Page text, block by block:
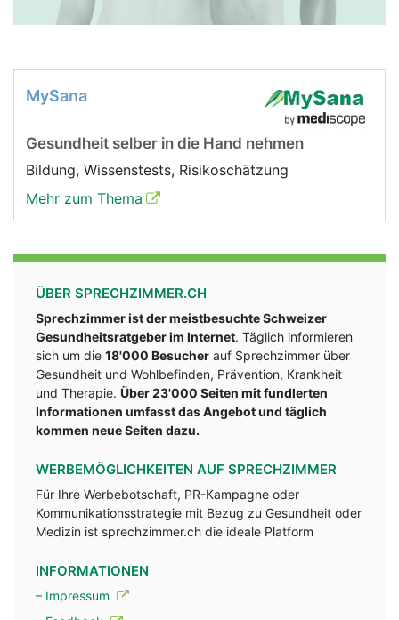
MySana
Gesundheit selber in die Hand nehmen
Bildung, Wissenstests, Risikoschätzung
Mehr zum Thema
ÜBER SPRECHZIMMER.CH
Sprechzimmer ist der meistbesuchte Schweizer
Gesundheitsratgeber im Internet. Täglich informieren
sich um die 18'000 Besucher auf Sprechzimmer über
Gesundheit und Wohlbefinden, Prävention, Krankheit
und Therapie. Über 23'000 Seiten mit fundlerten
Informationen umfasst das Angebot und täglich
kommen neue Seiten dazu.
WERBEMÖGLICHKEITEN AUF SPRECHZIMMER
Für Ihre Werbebotschaft, PR-Kampagne oder
Kommunikationsstrategie mit Bezug zu Gesundheit oder
Medizin ist sprechzimmer.ch die ideale Platform
INFORMATIONEN
– Impressum